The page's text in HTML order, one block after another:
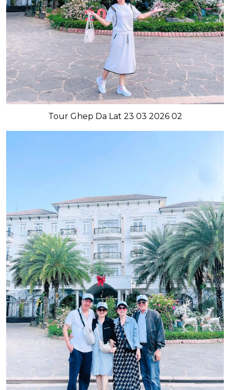
Tour Ghep Da Lat 23 03 2026 02